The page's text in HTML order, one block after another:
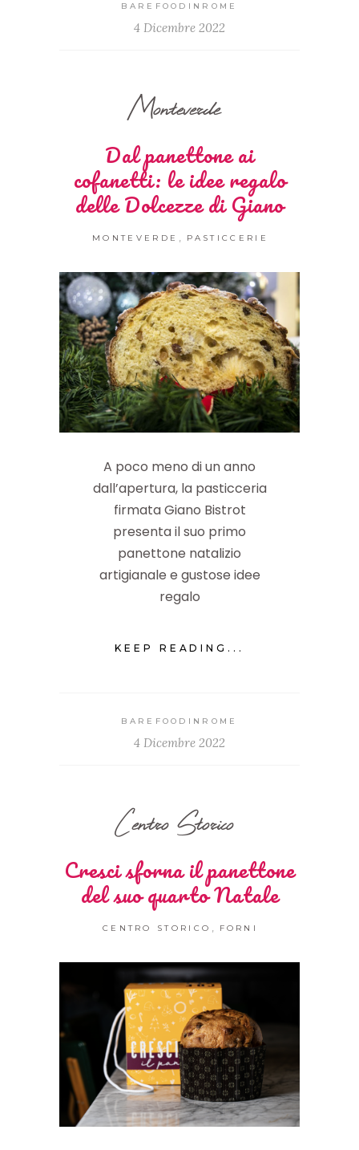
BAREFOODINROME
4 Dicembre 2022
Monteverde
Dal panettone ai
cofanetti: le idee regalo
delle Dolcezze di Giano
MONTEVERDE , PASTICCERIE
A poco meno di un anno
dall’apertura, la pasticceria
firmata Giano Bistrot
presenta il suo primo
panettone natalizio
artigianale e gustose idee
regalo
KEEP READING...
BAREFOODINROME
4 Dicembre 2022
Centro Storico
Cresci sforna il panettone
del suo quarto Natale
CENTRO STORICO FORNI